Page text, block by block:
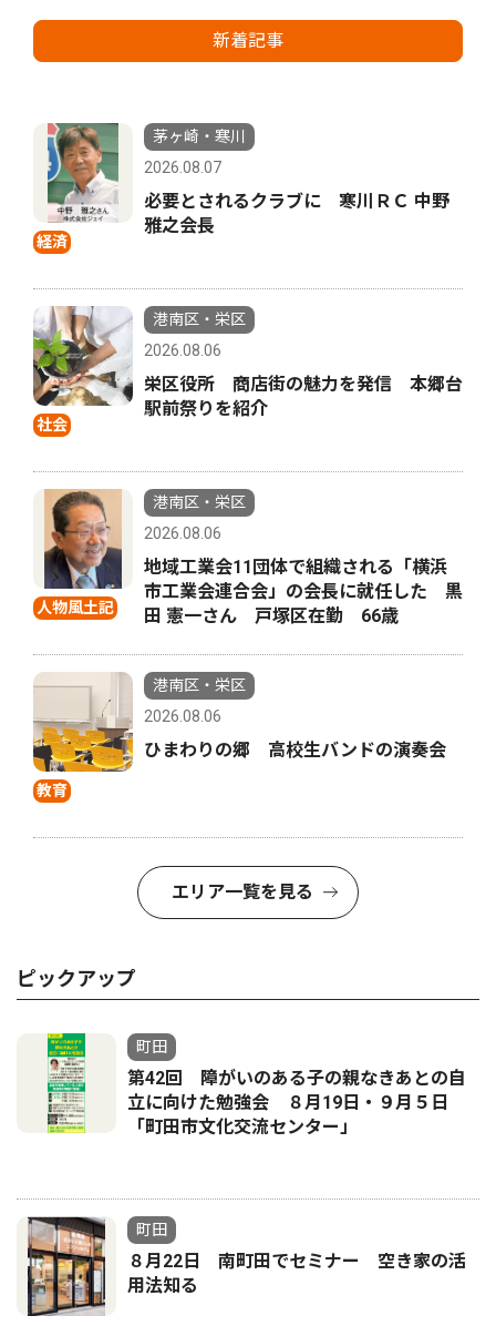
新着記事
経済
茅ヶ崎・寒川
2026.08.07
必要とされるクラブに 寒川ＲＣ 中野
雅之会長
社会
港南区・栄区
2026.08.06
栄区役所 商店街の魅力を発信 本郷台
駅前祭りを紹介
人物風土記
港南区・栄区
2026.08.06
地域工業会11団体で組織される「横浜
市工業会連合会」の会長に就任した 黒
田 憲一さん 戸塚区在勤 66歳
教育
港南区・栄区
2026.08.06
ひまわりの郷 高校生バンドの演奏会
エリア一覧を見る
ピックアップ
町田
第42回 障がいのある子の親なきあとの自
立に向けた勉強会 ８月19日・９月５日
「町田市文化交流センター」
町田
８月22日 南町田でセミナー 空き家の活
用法知る